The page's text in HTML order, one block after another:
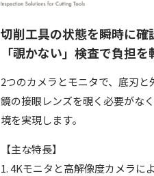
切削工具の状態を瞬時に確
「覗かない」検査で負担を
2つのカメラとモニタで、底刃
鏡の接眼レンズを覗く必要がな
境を実現します。
【主な特長】
1. 4Kモニタと高解像度カメラに